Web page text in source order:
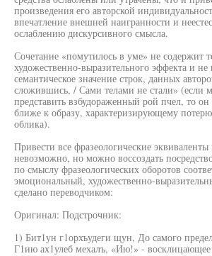
произведения его авторской
впечатление внешней наигранности и
ослаблению дискурсивного смысла.
Сочетание «помутилось в уме» не содержит
художественно-выразительного эффекта и
семантическое значение строк, данных
сложившись, / Сами телами не стали» (если
представить взбудораженный рой пчел, то он
ближе к образу, характеризирующему потерю
облика).
Привести все фразеологические эквиваленты
невозможно, но можно воссоздать
по смыслу фразеологических оборотов
эмоциональный, художественно-
сделано переводчиком:
Оригинал: Подстрочник:
1) Бит1ун г1орхъудеги щун, До самого
Г1ию ах1улеб мехалъ, «Ию!» - восклицающее